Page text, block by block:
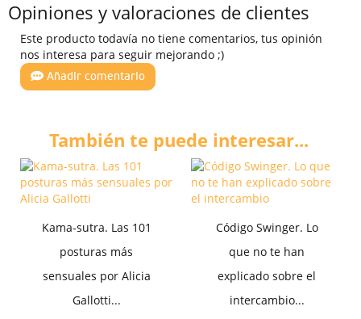
Opiniones y valoraciones de clientes
Este producto todavía no tiene comentarios, tus opinión
nos interesa para seguir mejorando ;)
Añadir comentario
También te puede interesar...
Kama-sutra. Las 101
posturas más
sensuales por Alicia
Gallotti...
Código Swinger. Lo
que no te han
explicado sobre el
intercambio...